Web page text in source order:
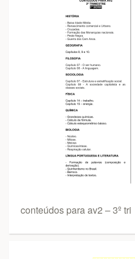
conteúdos para av2 – 3º tri